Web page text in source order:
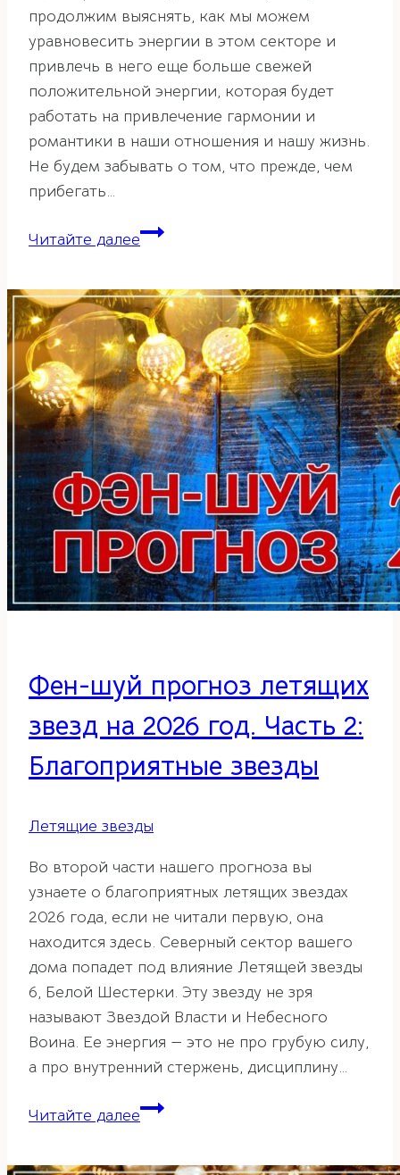
продолжим выяснять, как мы можем
уравновесить энергии в этом секторе и
привлечь в него еще больше свежей
положительной энергии, которая будет
работать на привлечение гармонии и
романтики в наши отношения и нашу жизнь.
Не будем забывать о том, что прежде, чем
прибегать…
Читайте далееАктивация
по
фэн-
шуй.
Часть
2
Фен-шуй прогноз летящих
звезд на 2026 год. Часть 2:
Благоприятные звезды
Летящие звезды
Во второй части нашего прогноза вы
узнаете о благоприятных летящих звездах
2026 года, если не читали первую, она
находится здесь. Северный сектор вашего
дома попадет под влияние Летящей звезды
6, Белой Шестерки. Эту звезду не зря
называют Звездой Власти и Небесного
Воина. Ее энергия — это не про грубую силу,
а про внутренний стержень, дисциплину…
Читайте далееФен-